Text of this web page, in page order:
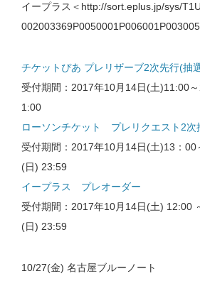
イープラス＜http://sort.eplus.jp/sys/
チケットぴあ プレリザーブ2次先行(抽
受付期間：2017年10月14日(土)11:00
1:00
ローソンチケット プレリクエスト 2次
受付期間：2017年10月14日(土)13：00
(日) 23:59
イープラス プレオーダー
受付期間：2017年10月14日(土) 12:00
(日) 23:59
10/27(金) 名古屋ブルーノート